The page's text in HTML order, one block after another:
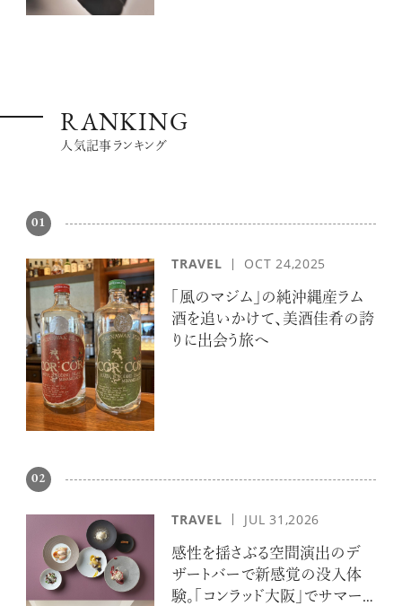
RANKING
人気記事ランキング
01
TRAVEL OCT 24,2025
「風のマジム」の純沖縄産ラム
酒を追いかけて、美酒佳肴の誇
りに出会う旅へ
02
TRAVEL JUL 31,2026
感性を揺さぶる空間演出のデ
ザートバーで新感覚の没入体
験。「コンラッド大阪」でサマー